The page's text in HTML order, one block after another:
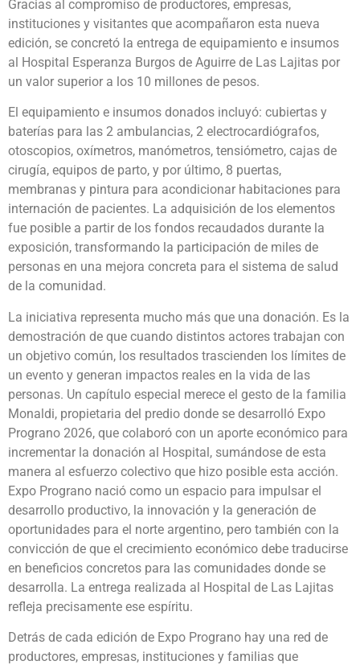
Gracias al compromiso de productores, empresas,
instituciones y visitantes que acompañaron esta nueva
edición, se concretó la entrega de equipamiento e insumos
al Hospital Esperanza Burgos de Aguirre de Las Lajitas por
un valor superior a los 10 millones de pesos.
El equipamiento e insumos donados incluyó: cubiertas y
baterías para las 2 ambulancias, 2 electrocardiógrafos,
otoscopios, oxímetros, manómetros, tensiómetro, cajas de
cirugía, equipos de parto, y por último, 8 puertas,
membranas y pintura para acondicionar habitaciones para
internación de pacientes. La adquisición de los elementos
fue posible a partir de los fondos recaudados durante la
exposición, transformando la participación de miles de
personas en una mejora concreta para el sistema de salud
de la comunidad.
La iniciativa representa mucho más que una donación. Es la
demostración de que cuando distintos actores trabajan con
un objetivo común, los resultados trascienden los límites de
un evento y generan impactos reales en la vida de las
personas. Un capítulo especial merece el gesto de la familia
Monaldi, propietaria del predio donde se desarrolló Expo
Prograno 2026, que colaboró con un aporte económico para
incrementar la donación al Hospital, sumándose de esta
manera al esfuerzo colectivo que hizo posible esta acción.
Expo Prograno nació como un espacio para impulsar el
desarrollo productivo, la innovación y la generación de
oportunidades para el norte argentino, pero también con la
convicción de que el crecimiento económico debe traducirse
en beneficios concretos para las comunidades donde se
desarrolla. La entrega realizada al Hospital de Las Lajitas
refleja precisamente ese espíritu.
Detrás de cada edición de Expo Prograno hay una red de
productores, empresas, instituciones y familias que